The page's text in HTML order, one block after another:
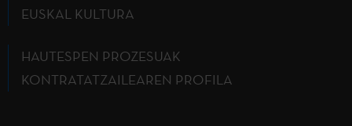
EUSKAL KULTURA
HAUTESPEN PROZESUAK
KONTRATATZAILEAREN PROFILA